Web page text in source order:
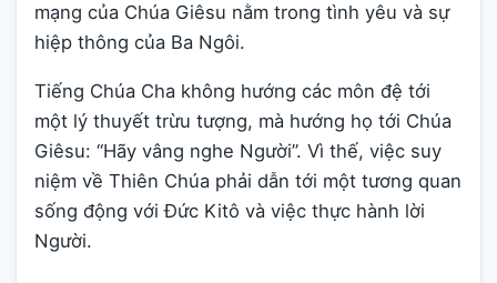
mạng của Chúa Giêsu nằm trong tình yêu và sự
hiệp thông của Ba Ngôi.
Tiếng Chúa Cha không hướng các môn đệ tới
một lý thuyết trừu tượng, mà hướng họ tới Chúa
Giêsu: “Hãy vâng nghe Người”. Vì thế, việc suy
niệm về Thiên Chúa phải dẫn tới một tương quan
sống động với Đức Kitô và việc thực hành lời
Người.